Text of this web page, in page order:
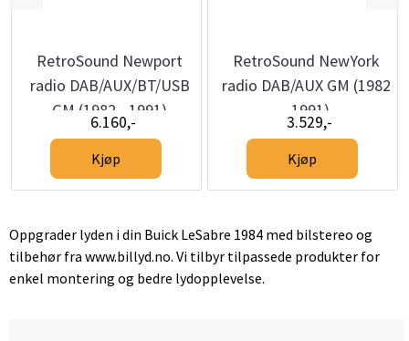
RetroSound Newport
radio DAB/AUX/BT/USB
GM (1982 - 1991)
6.160,-
Kjøp
RetroSound NewYork
radio DAB/AUX GM (1982
- 1991)
3.529,-
Kjøp
Oppgrader lyden i din Buick LeSabre 1984 med bilstereo og
tilbehør fra www.billyd.no. Vi tilbyr tilpassede produkter for
enkel montering og bedre lydopplevelse.